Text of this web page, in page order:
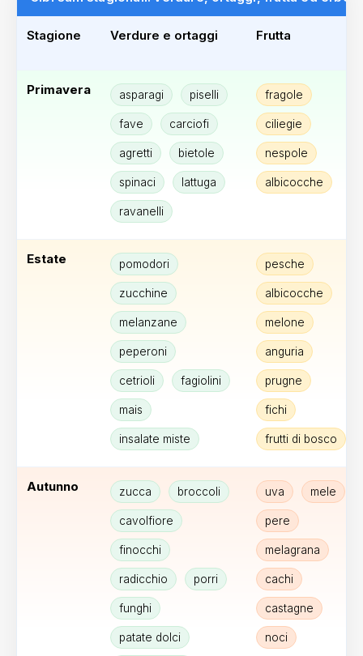
Stagione Verdure e ortaggi Frutta
Primavera asparagi piselli
fave carciofi
agretti bietole
spinaci lattuga
ravanelli
fragole
ciliegie
nespole
albicocche
Estate pomodori
zucchine
melanzane
peperoni
cetrioli fagiolini
mais
insalate miste
pesche
albicocche
melone
anguria
prugne
fichi
frutti di bosco
Autunno zucca broccoli
cavolfiore
finocchi
radicchio porri
funghi
patate dolci
uva mele
pere
melagrana
cachi
castagne
noci